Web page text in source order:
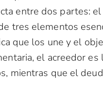
entre dos partes:
tres elementos
que los une y el
el acreedor es
mientras que el